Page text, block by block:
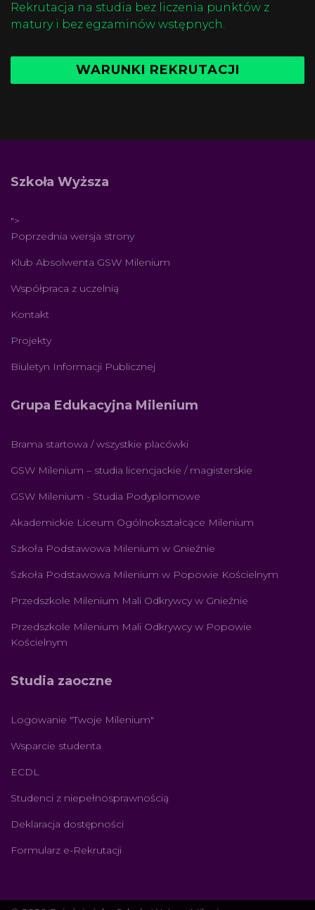
Rekrutacja na studia bez liczenia punktów z
matury i bez egzaminów wstępnych.
WARUNKI REKRUTACJI
Szkoła Wyższa
">
Poprzednia wersja strony
Klub Absolwenta GSW Milenium
Współpraca z uczelnią
Kontakt
Projekty
Biuletyn Informacji Publicznej
Grupa Edukacyjna Milenium
Brama startowa / wszystkie placówki
GSW Milenium – studia licencjackie / magisterskie
GSW Milenium - Studia Podyplomowe
Akademickie Liceum Ogólnokształcące Milenium
Szkoła Podstawowa Milenium w Gnieźnie
Szkoła Podstawowa Milenium w Popowie Kościelnym
Przedszkole Milenium Mali Odkrywcy w Gnieźnie
Przedszkole Milenium Mali Odkrywcy w Popowie
Kościelnym
Studia zaoczne
Logowanie "Twoje Milenium"
Wsparcie studenta
ECDL
Studenci z niepełnosprawnością
Deklaracja dostępności
Formularz e-Rekrutacji